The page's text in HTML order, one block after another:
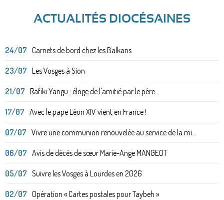
ACTUALITÉS DIOCÉSAINES
24/07 Carnets de bord chez les Balkans
23/07 Les Vosges à Sion
21/07 Rafiki Yangu : éloge de l'amitié par le père...
17/07 Avec le pape Léon XIV vient en France !
07/07 Vivre une communion renouvelée au service de la mi...
06/07 Avis de décès de sœur Marie-Ange MANGEOT
05/07 Suivre les Vosges à Lourdes en 2026
02/07 Opération « Cartes postales pour Taybeh »